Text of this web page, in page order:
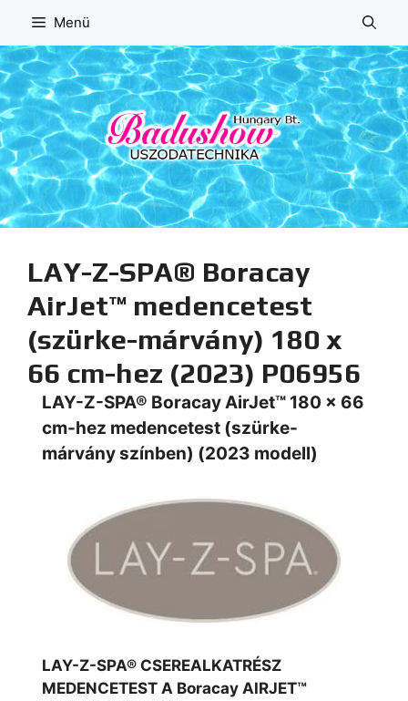
tartalomba
Menü
LAY-Z-SPA® Boracay
AirJet™ medencetest
(szürke-márvány) 180 x
66 cm-hez (2023) P06956
LAY-Z-SPA® Boracay AirJet™ 180 x 66
cm-hez medencetest (szürke-
márvány színben) (2023 modell)
LAY-Z-SPA® CSEREALKATRÉSZ
MEDENCETEST A Boracay AIRJET™